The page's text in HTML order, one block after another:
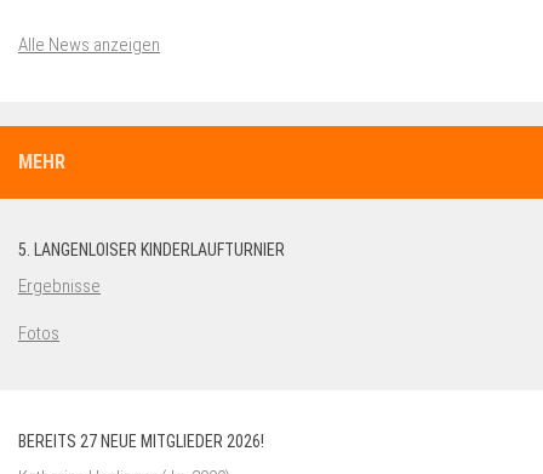
Alle News anzeigen
MEHR
5. LANGENLOISER KINDERLAUFTURNIER
Ergebnisse
Fotos
BEREITS 27 NEUE MITGLIEDER 2026!